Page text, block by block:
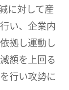
に対して産
い、企業内
拠し運動し
額を上回る
行い攻勢に